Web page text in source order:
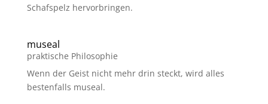
Schafspelz hervorbringen.
museal
praktische Philosophie
Wenn der Geist nicht mehr drin steckt, wird alles
bestenfalls museal.